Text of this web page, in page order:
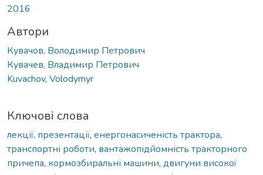
2016
Автори
Кувачов, Володимир Петрович
Кувачев, Владимир Петрович
Kuvachov, Volodymyr
Ключові слова
лекції, презентації, енергонасиченість трактора,
транспортні роботи, вантажопідйомність тракторного
причепа, кормозбиральні машини, двигуни високої